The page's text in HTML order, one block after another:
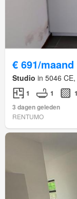
€ 691/maand
Studio in 5046
1 1
3 dagen geleden
RENTUMO